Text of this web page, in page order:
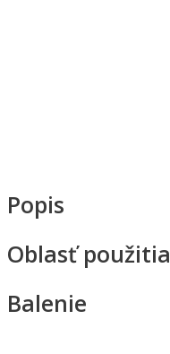
Popis
Oblasť použitia
Balenie